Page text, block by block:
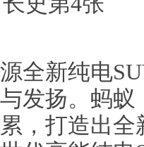
全新纯电
发扬。蚂
，打造出